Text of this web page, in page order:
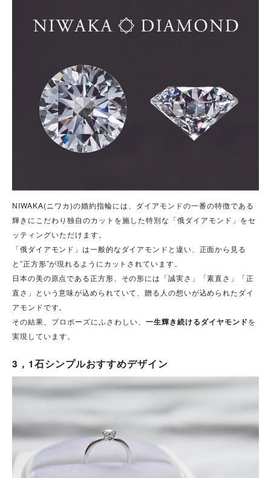
NIWAKA(ニワカ)の婚約指輪には、ダイアモンドの一番の特徴である
輝きにこだわり独自のカットを施した特別な「俄ダイアモンド」をセ
ッティングいただけます。
「俄ダイアモンド」は一般的なダイアモンドと違い、正面から見る
と”正方形”が現れるようにカットされています。
日本の美の原点である正方形、その形には「誠実さ」「素直さ」「正
直さ」という意味が込められていて、贈る人の想いが込められたダイ
アモンドです。
その結果、プロポーズにふさわしい、 一生輝き続けるダイヤモンドを
実現しています。
3，1石シンプルおすすめデザイン